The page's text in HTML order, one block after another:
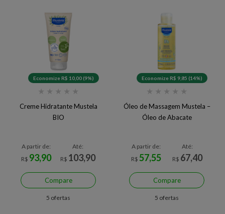
Economize R$ 10,00 (9%)
★ ★ ★ ★ ★
Creme Hidratante Mustela
BIO
A partir de:
R$ 93,90
Até:
R$ 103,90
Compare
5 ofertas
Economize R$ 9,85 (14%)
★ ★ ★ ★ ★
Óleo de Massagem Mustela –
Óleo de Abacate
A partir de:
R$57,55
Até:
R$ 67,40
Compare
5 ofertas